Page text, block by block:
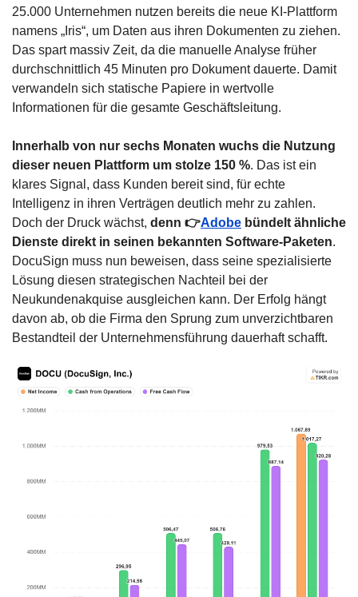
25.000 Unternehmen nutzen bereits die neue KI-Plattform
namens „Iris“, um Daten aus ihren Dokumenten zu ziehen.
Das spart massiv Zeit, da die manuelle Analyse früher
durchschnittlich 45 Minuten pro Dokument dauerte. Damit
verwandeln sich statische Papiere in wertvolle
Informationen für die gesamte Geschäftsleitung.
Innerhalb von nur sechs Monaten wuchs die Nutzung
dieser neuen Plattform um stolze 150 %. Das ist ein
klares Signal, dass Kunden bereit sind, für echte
Intelligenz in ihren Verträgen deutlich mehr zu zahlen.
Doch der Druck wächst, denn 👉Adobe bündelt ähnliche
Dienste direkt in seinen bekannten Software-Paketen.
DocuSign muss nun beweisen, dass seine spezialisierte
Lösung diesen strategischen Nachteil bei der
Neukundenakquise ausgleichen kann. Der Erfolg hängt
davon ab, ob die Firma den Sprung zum unverzichtbaren
Bestandteil der Unternehmensführung dauerhaft schafft.